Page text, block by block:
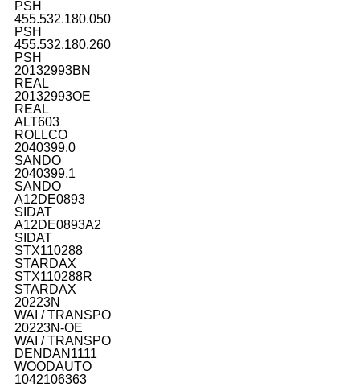
PSH
455.532.180.050
PSH
455.532.180.260
PSH
20132993BN
REAL
20132993OE
REAL
ALT603
ROLLCO
2040399.0
SANDO
2040399.1
SANDO
A12DE0893
SIDAT
A12DE0893A2
SIDAT
STX110288
STARDAX
STX110288R
STARDAX
20223N
WAI / TRANSPO
20223N-OE
WAI / TRANSPO
DENDAN1111
WOODAUTO
1042106363